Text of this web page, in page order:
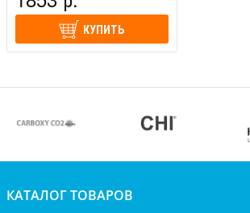
КУПИТЬ
КАТАЛОГ ТОВАРОВ